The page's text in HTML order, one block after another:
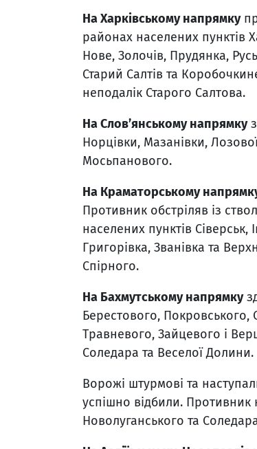
На Харківському напрямку
районах населених пунктів
Нове, Золочів, Прудянка,
Старий Салтів та
неподалік Старого Салтова.
На Слов’янському напрямку
Норцівки, Мазанівки,
Мосьпанового.
На Краматорському
Противник обстріляв із
населених пунктів
Григорівка, Званівка та
Спірного.
На Бахмутському напрямку
Берестового, Покровського,
Травневого, Зайцевого і
Соледара та Веселої Долини.
Ворожі штурмові та
успішно відбили. Противник
Новолуганського та